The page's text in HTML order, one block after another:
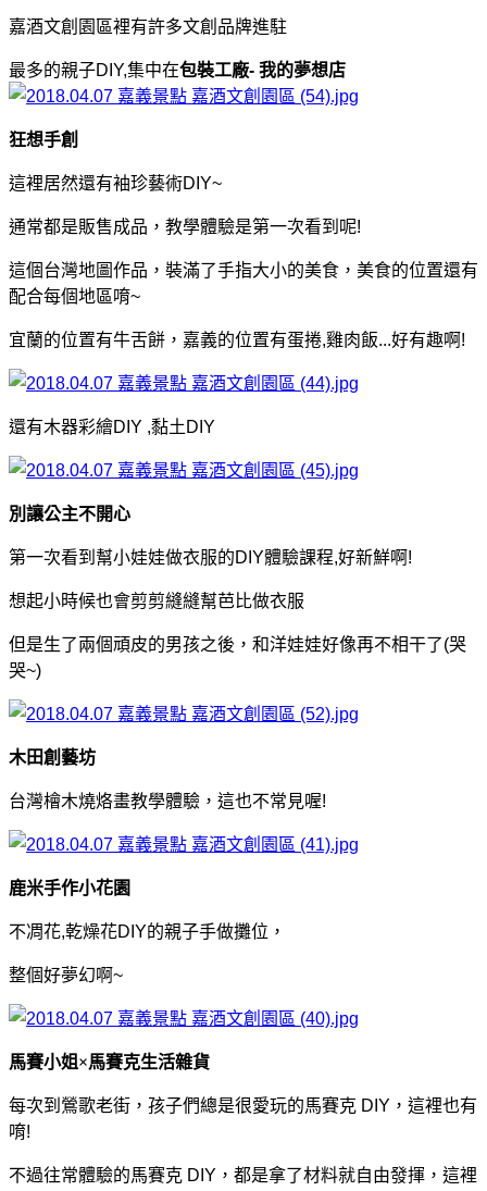
嘉酒文創園區裡有許多文創品牌進駐
最多的親子DIY,集中在包裝工廠- 我的夢想店
狂想手創
這裡居然還有袖珍藝術DIY~
通常都是販售成品，教學體驗是第一次看到呢!
這個台灣地圖作品，裝滿了手指大小的美食， 美食的位置還有
配合每個地區唷~
宜蘭的位置有牛舌餅，嘉義的位置有蛋捲,雞肉飯...好有趣啊!
還有木器彩繪DIY ,黏土DIY
別讓公主不開心
第一次看到幫小娃娃做衣服的DIY體驗課程,好新鮮啊!
想起小時候也會剪剪縫縫幫芭比做衣服
但是生了兩個頑皮的男孩之後，和洋娃娃好像再不相干了(哭
哭~)
木田創藝坊
台灣檜木燒烙畫教學體驗，這也不常見喔!
鹿米手作小花園
不凋花,乾燥花DIY的親子手做攤位，
整個好夢幻啊~
馬賽小姐×馬賽克生活雜貨
每次到鶯歌老街，孩子們總是很愛玩的馬賽克 DIY，這裡也有
唷!
不過往常體驗的馬賽克 DIY，都是拿了材料就自由發揮， 這裡